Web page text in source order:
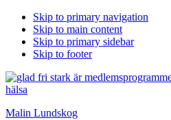
Skip to primary navigation
Skip to main content
Skip to primary sidebar
Skip to footer
Malin Lundskog